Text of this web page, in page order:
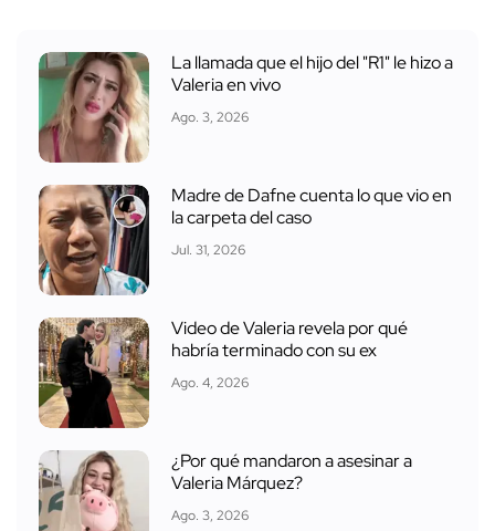
La llamada que el hijo del "R1" le hizo a
Valeria en vivo
Ago. 3, 2026
Madre de Dafne cuenta lo que vio en
la carpeta del caso
Jul. 31, 2026
Video de Valeria revela por qué
habría terminado con su ex
Ago. 4, 2026
¿Por qué mandaron a asesinar a
Valeria Márquez?
Ago. 3, 2026